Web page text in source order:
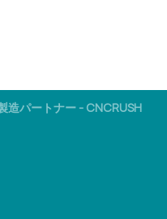
造パートナー - CNCRUSH